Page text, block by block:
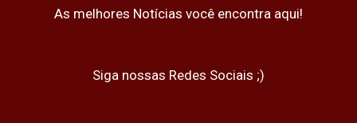
As melhores Notícias você encontra aqui!
Siga nossas Redes Sociais ;)